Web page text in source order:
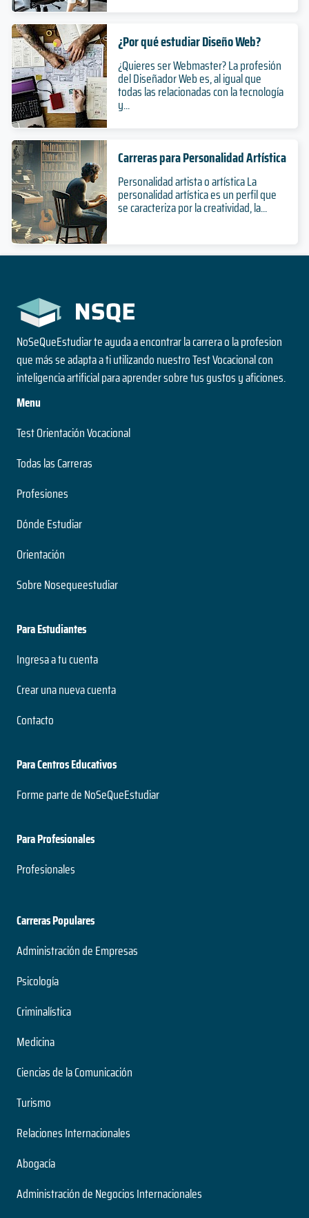
¿Por qué estudiar Diseño Web?
¿Quieres ser Webmaster? La profesión
del Diseñador Web es, al igual que
todas las relacionadas con la tecnología
y...
Carreras para Personalidad Artística
Personalidad artista o artística La
personalidad artística es un perfil que
se caracteriza por la creatividad, la...
NoSeQueEstudiar te ayuda a encontrar la carrera o la profesion
que más se adapta a ti utilizando nuestro Test Vocacional con
inteligencia artificial para aprender sobre tus gustos y aficiones.
Menu
Test Orientación Vocacional
Todas las Carreras
Profesiones
Dónde Estudiar
Orientación
Sobre Nosequeestudiar
Para Estudiantes
Ingresa a tu cuenta
Crear una nueva cuenta
Contacto
Para Centros Educativos
Forme parte de NoSeQueEstudiar
Para Profesionales
Profesionales
Carreras Populares
Administración de Empresas
Psicología
Criminalística
Medicina
Ciencias de la Comunicación
Turismo
Relaciones Internacionales
Abogacía
Administración de Negocios Internacionales